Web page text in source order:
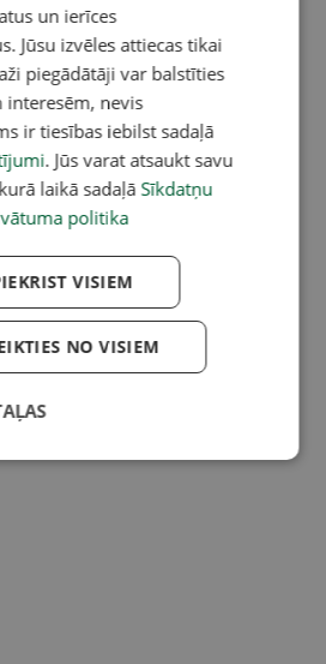
un ierīces
Jūsu izvēles attiecas tikai
piegādātāji var balstīties
interesēm, nevis
ir tiesības iebilst sadaļā
. Jūs varat atsaukt savu
laikā sadaļā Sīkdatņu
politika
VISIEM
NO VISIEM